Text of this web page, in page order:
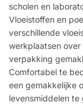
scholen en
Vloeistoffen en
verschillende
werkplaatsen
verpakking
Comfortabel te
een gemakkelijke
levensmiddelen